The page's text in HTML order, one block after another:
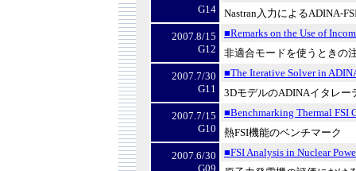
G14
Nastran入力によるADINA-
2007.8/15
G12
■Remarks on the Use of
非適合モードを使うときの
2007.7/30
G11
■The Iterative Solver in
3DモデルのADINAイタレー
2007.7/15
G10
■Benchmarking Thermal FSI
熱FSI機能のベンチマーク
2007.6/30
G09
■FSI Analysis in Nuclear